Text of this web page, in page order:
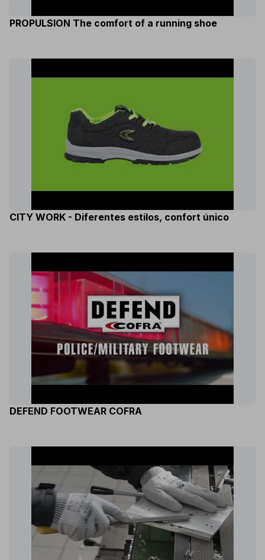
PROPULSION The comfort of a running shoe
CITY WORK - Diferentes estilos, confort único
DEFEND FOOTWEAR COFRA